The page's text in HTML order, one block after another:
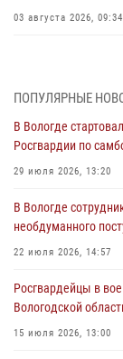
03 августа 2026, 09:34
самбо
ЗА МИНУВШУЮ
ОХРАНЫ
02 августа 2026, 10:37
Росгвардейцы в г.
31 июля 2026, 06:43
В Вологде
ПОПУЛЯРНЫЕ
В Вологде
Росгвардии по
29 июля 2026, 13:20
В Вологде
необдуманного
22 июля 2026, 14:57
Росгвардейцы в
Вологодской
15 июля 2026, 13:00